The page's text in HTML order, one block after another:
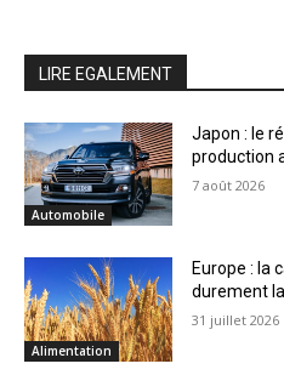
LIRE EGALEMENT
Automobile
Japon : le
production
7 août 2026
Alimentation
Europe : la
durement
31 juillet 2026